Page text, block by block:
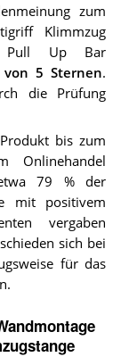
zum
Klimmzug
Pull Up Bar
von 5 Sternen.
die Prüfung
bis zum
Onlinehandel
79 % der
mit positivem
vergaben
sich bei
für das